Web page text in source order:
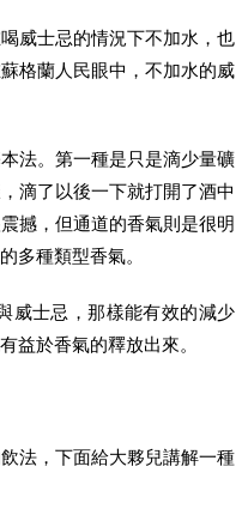
威士忌的情況下不加水，也
格蘭人民眼中，不加水的威
法。第一種是只是滴少量礦
滴了以後一下就打開了酒中
撼，但通道的香氣則是很明
多種類型香氣。
威士忌，那樣能有效的減少
益於香氣的釋放出來。
法，下面給大夥兒講解一種